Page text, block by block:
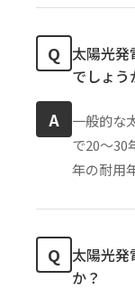
Q 太陽光発
でしょう
A
一般的な
で20〜30
年の耐用
Q 太陽光発
か？